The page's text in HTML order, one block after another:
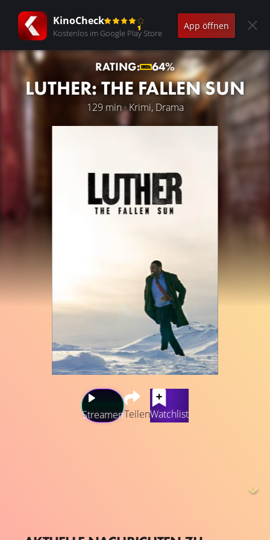
KinoCheck
Kostenlos im Google Play Store
App öffnen
RATING: 64%
LUTHER: THE FALLEN SUN
129 min · Krimi, Drama
StreamenTeilenWatchlist
ins Land gegangen und Luther sitzt aufgrund eines
auszubrechen. Sein Ziel, der grausame Serienmörder